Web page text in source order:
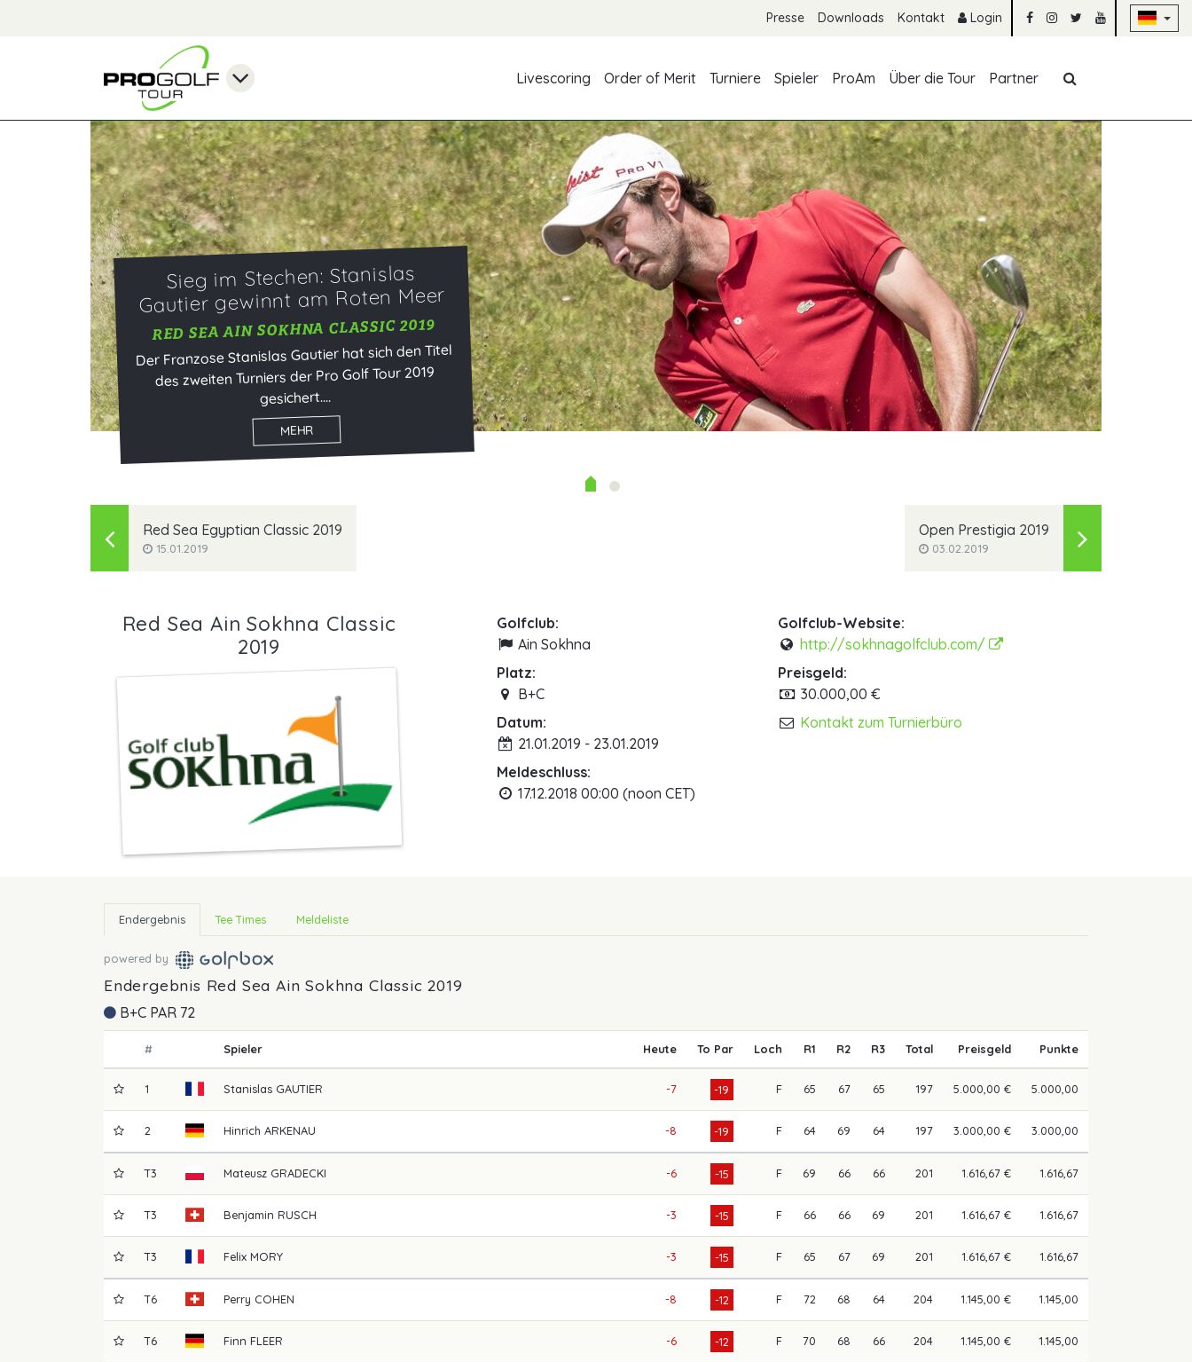
Presse Downloads Kontakt Login
Livescoring
Order of Merit Turniere Spieler ProAm Über die Tour Partner
Saisonauftakt 2019 am Roten
Meer
SOKHNA GOLF CLUB
Die Saison der Pro Golf Tour startet auch 2019
wieder am Roten Meer mit den Turnieren Red
Sea Egyptian...
MEHR
Red Sea Egyptian Classic 2019
15.01.2019
Open Prestigia 2019
03.02.2019
Red Sea Ain Sokhna Classic
2019
Golfclub:
Ain Sokhna
Platz:
B+C
Datum:
21.01.2019 - 23.01.2019
Meldeschluss:
17.12.2018 00:00 (noon CET)
Golfclub-Website:
http://sokhnagolfclub.com/
Preisgeld:
30.000,00 €
Kontakt zum Turnierbüro
Endergebnis Tee Times Meldeliste
powered by
Endergebnis Red Sea Ain Sokhna Classic 2019
B+C PAR 72
# Spieler Heute To Par Loch R1 R2 R3 Total Preisgeld Punkte
1 Stanislas GAUTIER -7 -19 F 65 67 65 197 5.000,00 € 5.000,00
2 Hinrich ARKENAU -8 -19 F 64 69 64 197 3.000,00 € 3.000,00
T3 Mateusz GRADECKI -6 -15 F 69 66 66 201 1.616,67 € 1.616,67
T3 Benjamin RUSCH -3 -15 F 66 66 69 201 1.616,67 € 1.616,67
T3 Felix MORY -3 -15 F 65 67 69 201 1.616,67 € 1.616,67
T6 Perry COHEN -8 -12 F 72 68 64 204 1.145,00 € 1.145,00
T6 Finn FLEER -6 -12 F 70 68 66 204 1.145,00 € 1.145,00